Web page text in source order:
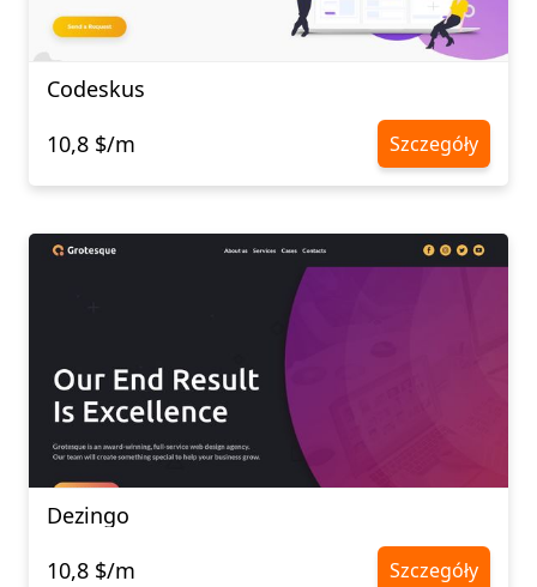
Codeskus
10,8 $/m
Szczegóły
Dezingo
10,8 $/m
Szczegóły